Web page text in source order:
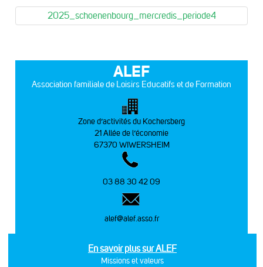
2025_schoenenbourg_mercredis_periode4
ALEF
Association familiale de Loisirs Educatifs et de Formation
Zone d’activités du Kochersberg
21 Allée de l’économie
67370 WIWERSHEIM
03 88 30 42 09
alef@alef.asso.fr
En savoir plus sur ALEF
Missions et valeurs